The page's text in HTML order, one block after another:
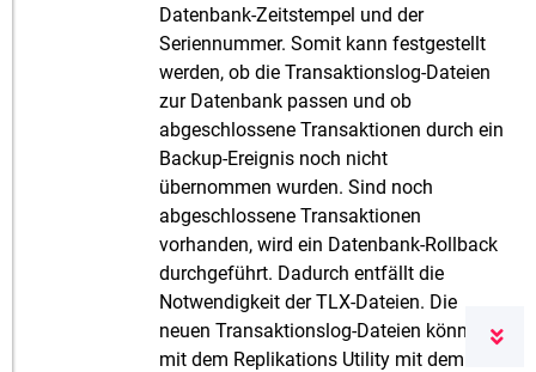
Datenbank-Zeitstempel und der
Seriennummer. Somit kann festgestellt
werden, ob die Transaktionslog-Dateien
zur Datenbank passen und ob
abgeschlossene Transaktionen durch ein
Backup-Ereignis noch nicht
übernommen wurden. Sind noch
abgeschlossene Transaktionen
vorhanden, wird ein Datenbank-Rollback
durchgeführt. Dadurch entfällt die
Notwendigkeit der TLX-Dateien. Die
neuen Transaktionslog-Dateien können
mit dem Replikations Utility mit dem